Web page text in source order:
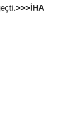
.>>>İHA